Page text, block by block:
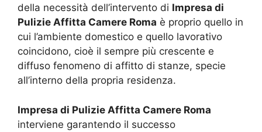
della necessità dell’intervento di Impresa di
Pulizie Affitta Camere Roma è proprio quello in
cui l’ambiente domestico e quello lavorativo
coincidono, cioè il sempre più crescente e
diffuso fenomeno di affitto di stanze, specie
all’interno della propria residenza.
Impresa di Pulizie Affitta Camere Roma
interviene garantendo il successo